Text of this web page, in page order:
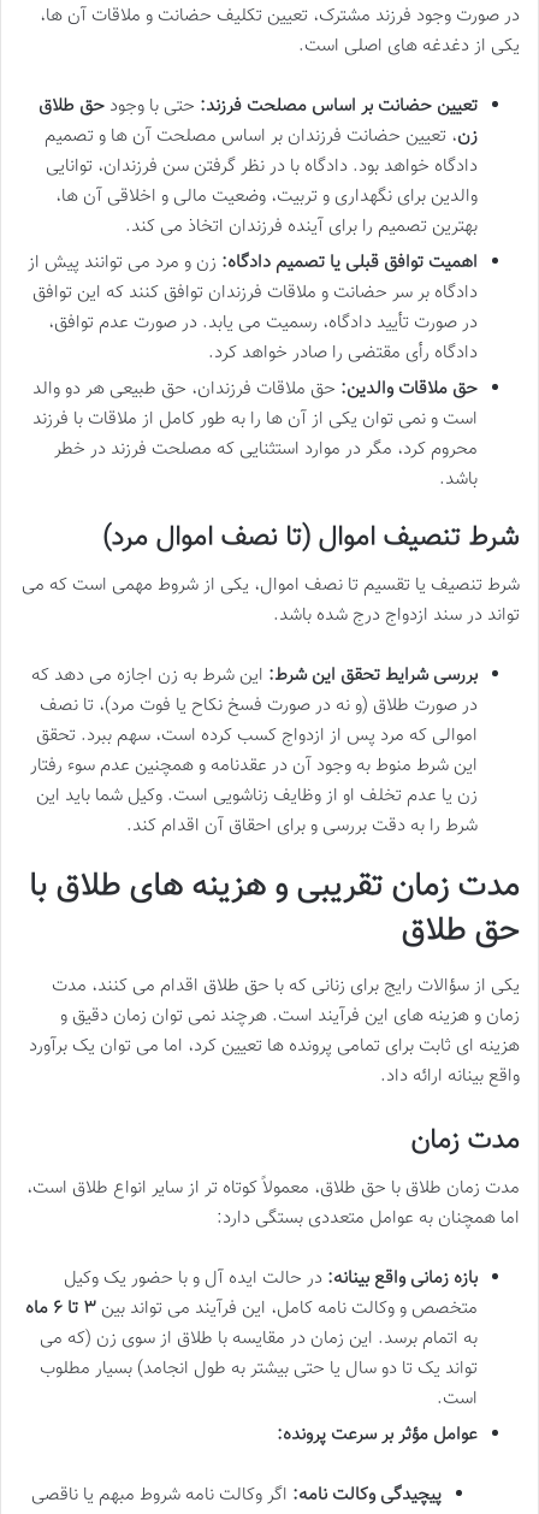
در صورت وجود فرزند مشترک، تعیین تکلیف حضانت و ملاقات آن ها،
یکی از دغدغه های اصلی است.
تعیین حضانت بر اساس مصلحت فرزند: حتی با وجود حق طلاق
زن، تعیین حضانت فرزندان بر اساس مصلحت آن ها و تصمیم
دادگاه خواهد بود. دادگاه با در نظر گرفتن سن فرزندان، توانایی
والدین برای نگهداری و تربیت، وضعیت مالی و اخلاقی آن ها،
بهترین تصمیم را برای آینده فرزندان اتخاذ می کند.
اهمیت توافق قبلی یا تصمیم دادگاه: زن و مرد می توانند پیش از
دادگاه بر سر حضانت و ملاقات فرزندان توافق کنند که این توافق
در صورت تأیید دادگاه، رسمیت می یابد. در صورت عدم توافق،
دادگاه رأی مقتضی را صادر خواهد کرد.
حق ملاقات والدین: حق ملاقات فرزندان، حق طبیعی هر دو والد
است و نمی توان یکی از آن ها را به طور کامل از ملاقات با فرزند
محروم کرد، مگر در موارد استثنایی که مصلحت فرزند در خطر
باشد.
شرط تنصیف اموال (تا نصف اموال مرد)
شرط تنصیف یا تقسیم تا نصف اموال، یکی از شروط مهمی است که می
تواند در سند ازدواج درج شده باشد.
بررسی شرایط تحقق این شرط: این شرط به زن اجازه می دهد که
در صورت طلاق (و نه در صورت فسخ نکاح یا فوت مرد)، تا نصف
اموالی که مرد پس از ازدواج کسب کرده است، سهم ببرد. تحقق
این شرط منوط به وجود آن در عقدنامه و همچنین عدم سوء رفتار
زن یا عدم تخلف او از وظایف زناشویی است. وکیل شما باید این
شرط را به دقت بررسی و برای احقاق آن اقدام کند.
مدت زمان تقریبی و هزینه های طلاق با
حق طلاق
یکی از سؤالات رایج برای زنانی که با حق طلاق اقدام می کنند، مدت
زمان و هزینه های این فرآیند است. هرچند نمی توان زمان دقیق و
هزینه ای ثابت برای تمامی پرونده ها تعیین کرد، اما می توان یک برآورد
واقع بینانه ارائه داد.
مدت زمان
مدت زمان طلاق با حق طلاق، معمولاً کوتاه تر از سایر انواع طلاق است،
اما همچنان به عوامل متعددی بستگی دارد:
بازه زمانی واقع بینانه: در حالت ایده آل و با حضور یک وکیل
متخصص و وکالت نامه کامل، این فرآیند می تواند بین ۳ تا ۶ ماه
به اتمام برسد. این زمان در مقایسه با طلاق از سوی زن (که می
تواند یک تا دو سال یا حتی بیشتر به طول انجامد) بسیار مطلوب
است.
عوامل مؤثر بر سرعت پرونده:
پیچیدگی وکالت نامه: اگر وکالت نامه شروط مبهم یا ناقصی